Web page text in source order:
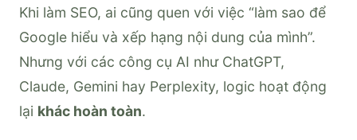
Khi làm SEO, ai cũng quen với việc “làm sao để
Google hiểu và xếp hạng nội dung của mình”.
Nhưng với các công cụ AI như ChatGPT,
Claude, Gemini hay Perplexity, logic hoạt động
lại khác hoàn toàn.